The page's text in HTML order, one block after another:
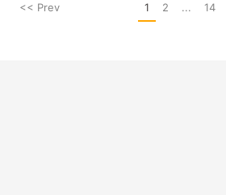
<< Prev 1 2 ... 14